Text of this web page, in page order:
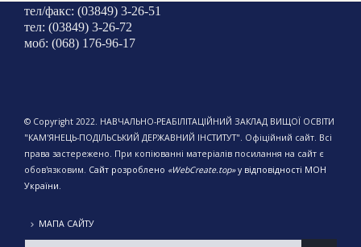
тел/факс: (03849) 3-26-51
тел: (03849) 3-26-72
моб: (068) 176-96-17
© Copyright 2022. НАВЧАЛЬНО-РЕАБІЛІТАЦІЙНИЙ ЗАКЛАД ВИЩОЇ ОСВІТИ
"КАМ'ЯНЕЦЬ-ПОДІЛЬСЬКИЙ ДЕРЖАВНИЙ ІНСТИТУТ". Офіційний сайт. Всі
права застережено. При копіюванні матеріалів посилання на сайт є
обов'язковим. Сайт розроблено «WebCreate.top»у відповідності МОН
України.
МАПА САЙТУ